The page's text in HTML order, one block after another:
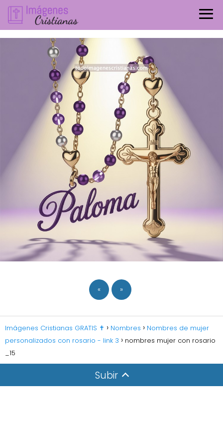
« »
Imágenes Cristianas GRATIS ✝️ Nombres
Nombres de mujer
personalizados con rosario - link 3
nombres mujer con rosario
_15
Subir